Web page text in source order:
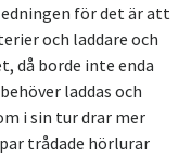
för det är att
och laddare och
då borde inte enda
laddas och
i sin tur drar mer
trådade hörlurar